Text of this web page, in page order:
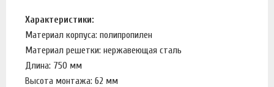
Характеристики:
Материал корпуса: полипропилен
Материал решетки: нержавеющая сталь
Длина: 750 мм
Высота монтажа: 62 мм